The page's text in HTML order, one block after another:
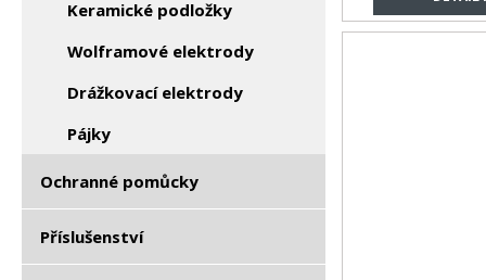
Keramické podložky
Wolframové elektrody
Drážkovací elektrody
Pájky
Ochranné pomůcky
Příslušenství